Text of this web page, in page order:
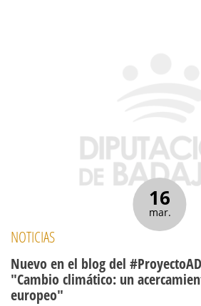
16
mar.
NOTICIAS
Nuevo en el blog del
"Cambio climático: un
europeo"